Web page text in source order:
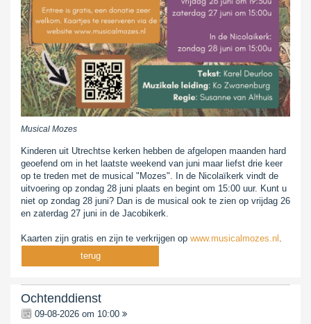
Musical Mozes
Kinderen uit Utrechtse kerken hebben de afgelopen maanden hard
geoefend om in het laatste weekend van juni maar liefst drie keer
op te treden met de musical "Mozes". In de Nicolaïkerk vindt de
uitvoering op zondag 28 juni plaats en begint om 15:00 uur. Kunt u
niet op zondag 28 juni? Dan is de musical ook te zien op vrijdag 26
en zaterdag 27 juni in de Jacobikerk.
Kaarten zijn gratis en zijn te verkrijgen op www.musicalmozes.nl .
terug
Ochtenddienst
09-08-2026 om 10:00